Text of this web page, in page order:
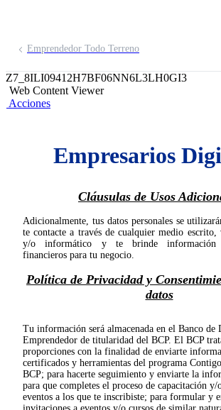
Emprendedor Todo Terreno
Z7_8ILI09412H7BF06NN6L3LH0GI3
Web Content Viewer
Acciones
Empresarios
Cláusulas de Usos
Adicionalmente, tus datos personales se
te contacte a través de cualquier medio escrito,
y/o informático y te brinde información
financieros para tu negocio.
Política de Privacidad y
datos
Tu información será almacenada en el Banco de
Emprendedor de titularidad del BCP. El BCP
proporciones con la finalidad de enviarte
certificados y herramientas del programa
BCP; para hacerte seguimiento y enviarte la
para que completes el proceso de capacitación y/
eventos a los que te inscribiste; para formular y